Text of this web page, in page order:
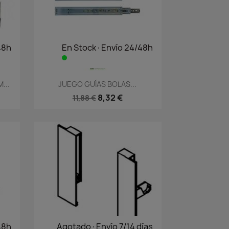
En Stock·Envío 24/48h
Vista rápida
JUEGO GUÍAS BOLAS...
11,88 € 8,32 €
Agotado·Envío 7/14 días